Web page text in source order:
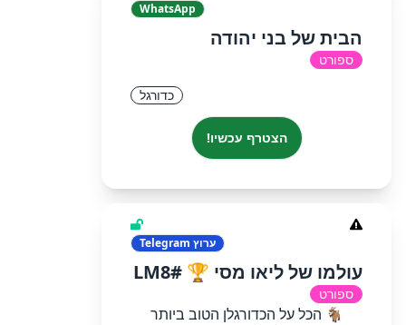
WhatsApp
הבית של בני יהודה
ספורט
כדורגל
הצטרף עכשיו!
ערוץ
עולמו של ליאו מסי 🏆 #LM8
ספורט
🐐 הכל על הכדורגלן הטוב ביותר